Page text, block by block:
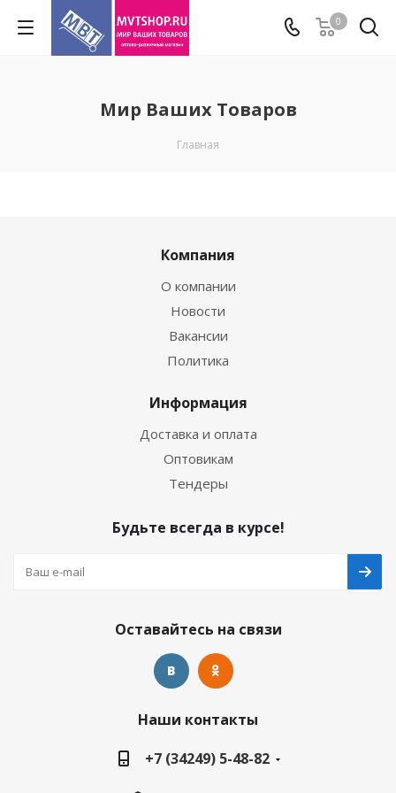
0
Мир Ваших Товаров
Главная
Компания
О компании
Новости
Вакансии
Политика
Информация
Доставка и оплата
Оптовикам
Тендеры
Будьте всегда в курсе!
Оставайтесь на связи
Наши контакты
+7 (34249) 5-48-82